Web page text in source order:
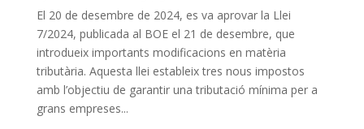
El 20 de desembre de 2024, es va aprovar la Llei
7/2024, publicada al BOE el 21 de desembre, que
introdueix importants modificacions en matèria
tributària. Aquesta llei estableix tres nous impostos
amb l’objectiu de garantir una tributació mínima per a
grans empreses...